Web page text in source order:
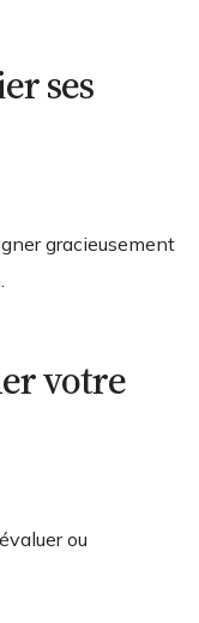
ses
gracieusement
votre
ou